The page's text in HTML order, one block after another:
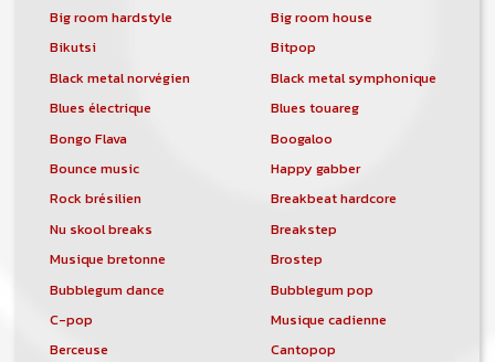
Big room hardstyle
Big room house
Bikutsi
Bitpop
Black metal norvégien
Black metal symphonique
Blues électrique
Blues touareg
Bongo Flava
Boogaloo
Bounce music
Happy gabber
Rock brésilien
Breakbeat hardcore
Nu skool breaks
Breakstep
Musique bretonne
Brostep
Bubblegum dance
Bubblegum pop
C-pop
Musique cadienne
Berceuse
Cantopop